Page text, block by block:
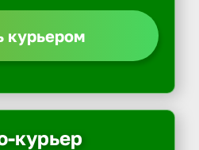
курьером
курьер